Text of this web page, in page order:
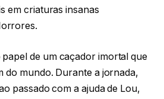
em criaturas insanas
papel de um caçador imortal que
do mundo. Durante a jornada,
passado com a ajuda de Lou,